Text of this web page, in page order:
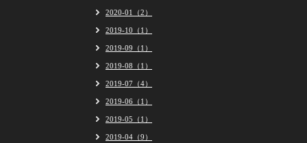
2020-01（2）
2019-10（1）
2019-09（1）
2019-08（1）
2019-07（4）
2019-06（1）
2019-05（1）
2019-04（9）